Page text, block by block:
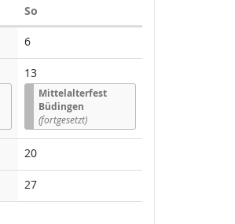
So
6Keine
Veranstaltungen
13
Mittelalterfest
Büdingen
(fortgesetzt)
20Keine
Veranstaltungen
27Keine
Veranstaltungen